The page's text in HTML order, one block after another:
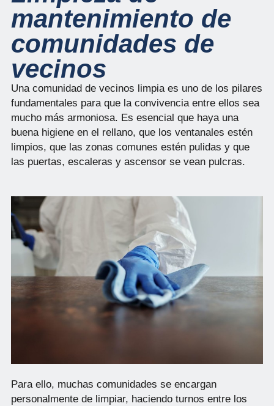
mantenimiento de
comunidades de
vecinos
Una comunidad de vecinos limpia es uno de los pilares
fundamentales para que la convivencia entre ellos sea
mucho más armoniosa. Es esencial que haya una
buena higiene en el rellano, que los ventanales estén
limpios, que las zonas comunes estén pulidas y que
las puertas, escaleras y ascensor se vean pulcras.
Para ello, muchas comunidades se encargan
personalmente de limpiar, haciendo turnos entre los